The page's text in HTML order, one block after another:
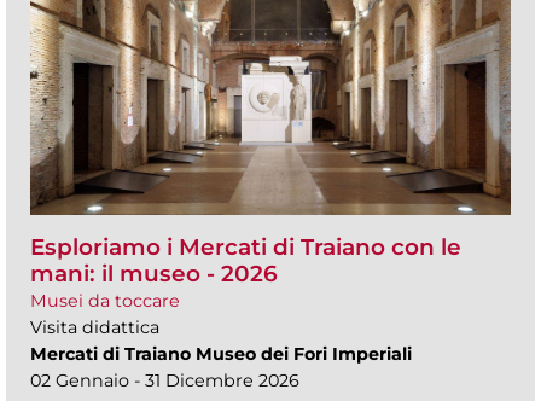
Esploriamo i Mercati di Traiano con le
mani: il museo - 2026
Musei da toccare
Visita didattica
Mercati di Traiano Museo dei Fori Imperiali
02 Gennaio - 31 Dicembre 2026